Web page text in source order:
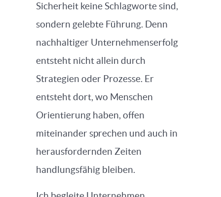
Sicherheit keine Schlagworte sind,
sondern gelebte Führung. Denn
nachhaltiger Unternehmenserfolg
entsteht nicht allein durch
Strategien oder Prozesse. Er
entsteht dort, wo Menschen
Orientierung haben, offen
miteinander sprechen und auch in
herausfordernden Zeiten
handlungsfähig bleiben.